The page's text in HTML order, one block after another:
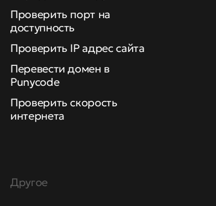
Проверить порт на
доступность
Проверить IP адрес сайта
Перевести домен в
Punycode
Проверить скорость
интернета
Другое